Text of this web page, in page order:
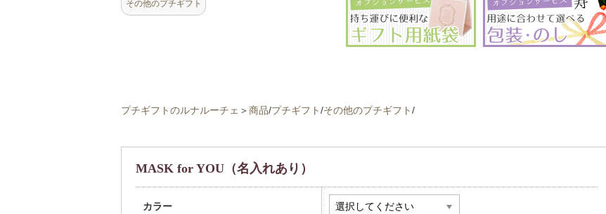
その他のプチギフト
プチギフトのルナルーチェ ＞商品/プチギフト/その他のプチギフト/
MASK for YOU（名入れあり）
カラー